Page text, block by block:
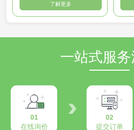
了解更多
一站式服务
01
在线询价
02
提交订单